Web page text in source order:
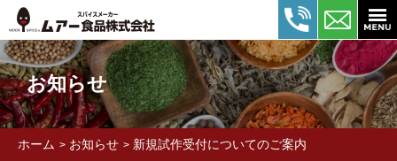
お知らせ
ホーム > お知らせ > 新規試作受付についてのご案内